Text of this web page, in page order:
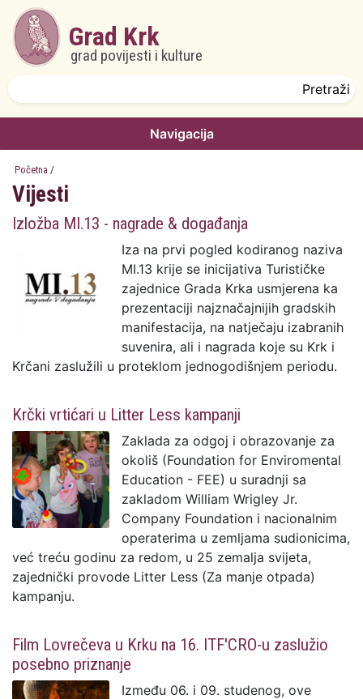
Skoči na glavni sadržaj
Grad Krk
grad povijesti i kulture
Navigacija
Početna /
Vijesti
Izložba MI.13 - nagrade & događanja
Iza na prvi pogled kodiranog naziva
MI.13 krije se inicijativa Turističke
zajednice Grada Krka usmjerena ka
prezentaciji najznačajnijih gradskih
manifestacija, na natječaju izabranih
suvenira, ali i nagrada koje su Krk i
Krčani zaslužili u proteklom jednogodišnjem periodu.
Krčki vrtićari u Litter Less kampanji
Zaklada za odgoj i obrazovanje za
okoliš (Foundation for Enviromental
Education - FEE) u suradnji sa
zakladom William Wrigley Jr.
Company Foundation i nacionalnim
operaterima u zemljama sudionicima,
već treću godinu za redom, u 25 zemalja svijeta,
zajednički provode Litter Less (Za manje otpada)
kampanju.
Film Lovrečeva u Krku na 16. ITF'CRO-u zaslužio
posebno priznanje
Između 06. i 09. studenog, ove